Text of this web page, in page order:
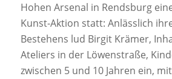
Hohen Arsenal in Rendsburg
Kunst-Aktion statt: Anlässlich
Bestehens lud Birgit Krämer,
Ateliers in der Löwenstraße,
zwischen 5 und 10 Jahren ein,